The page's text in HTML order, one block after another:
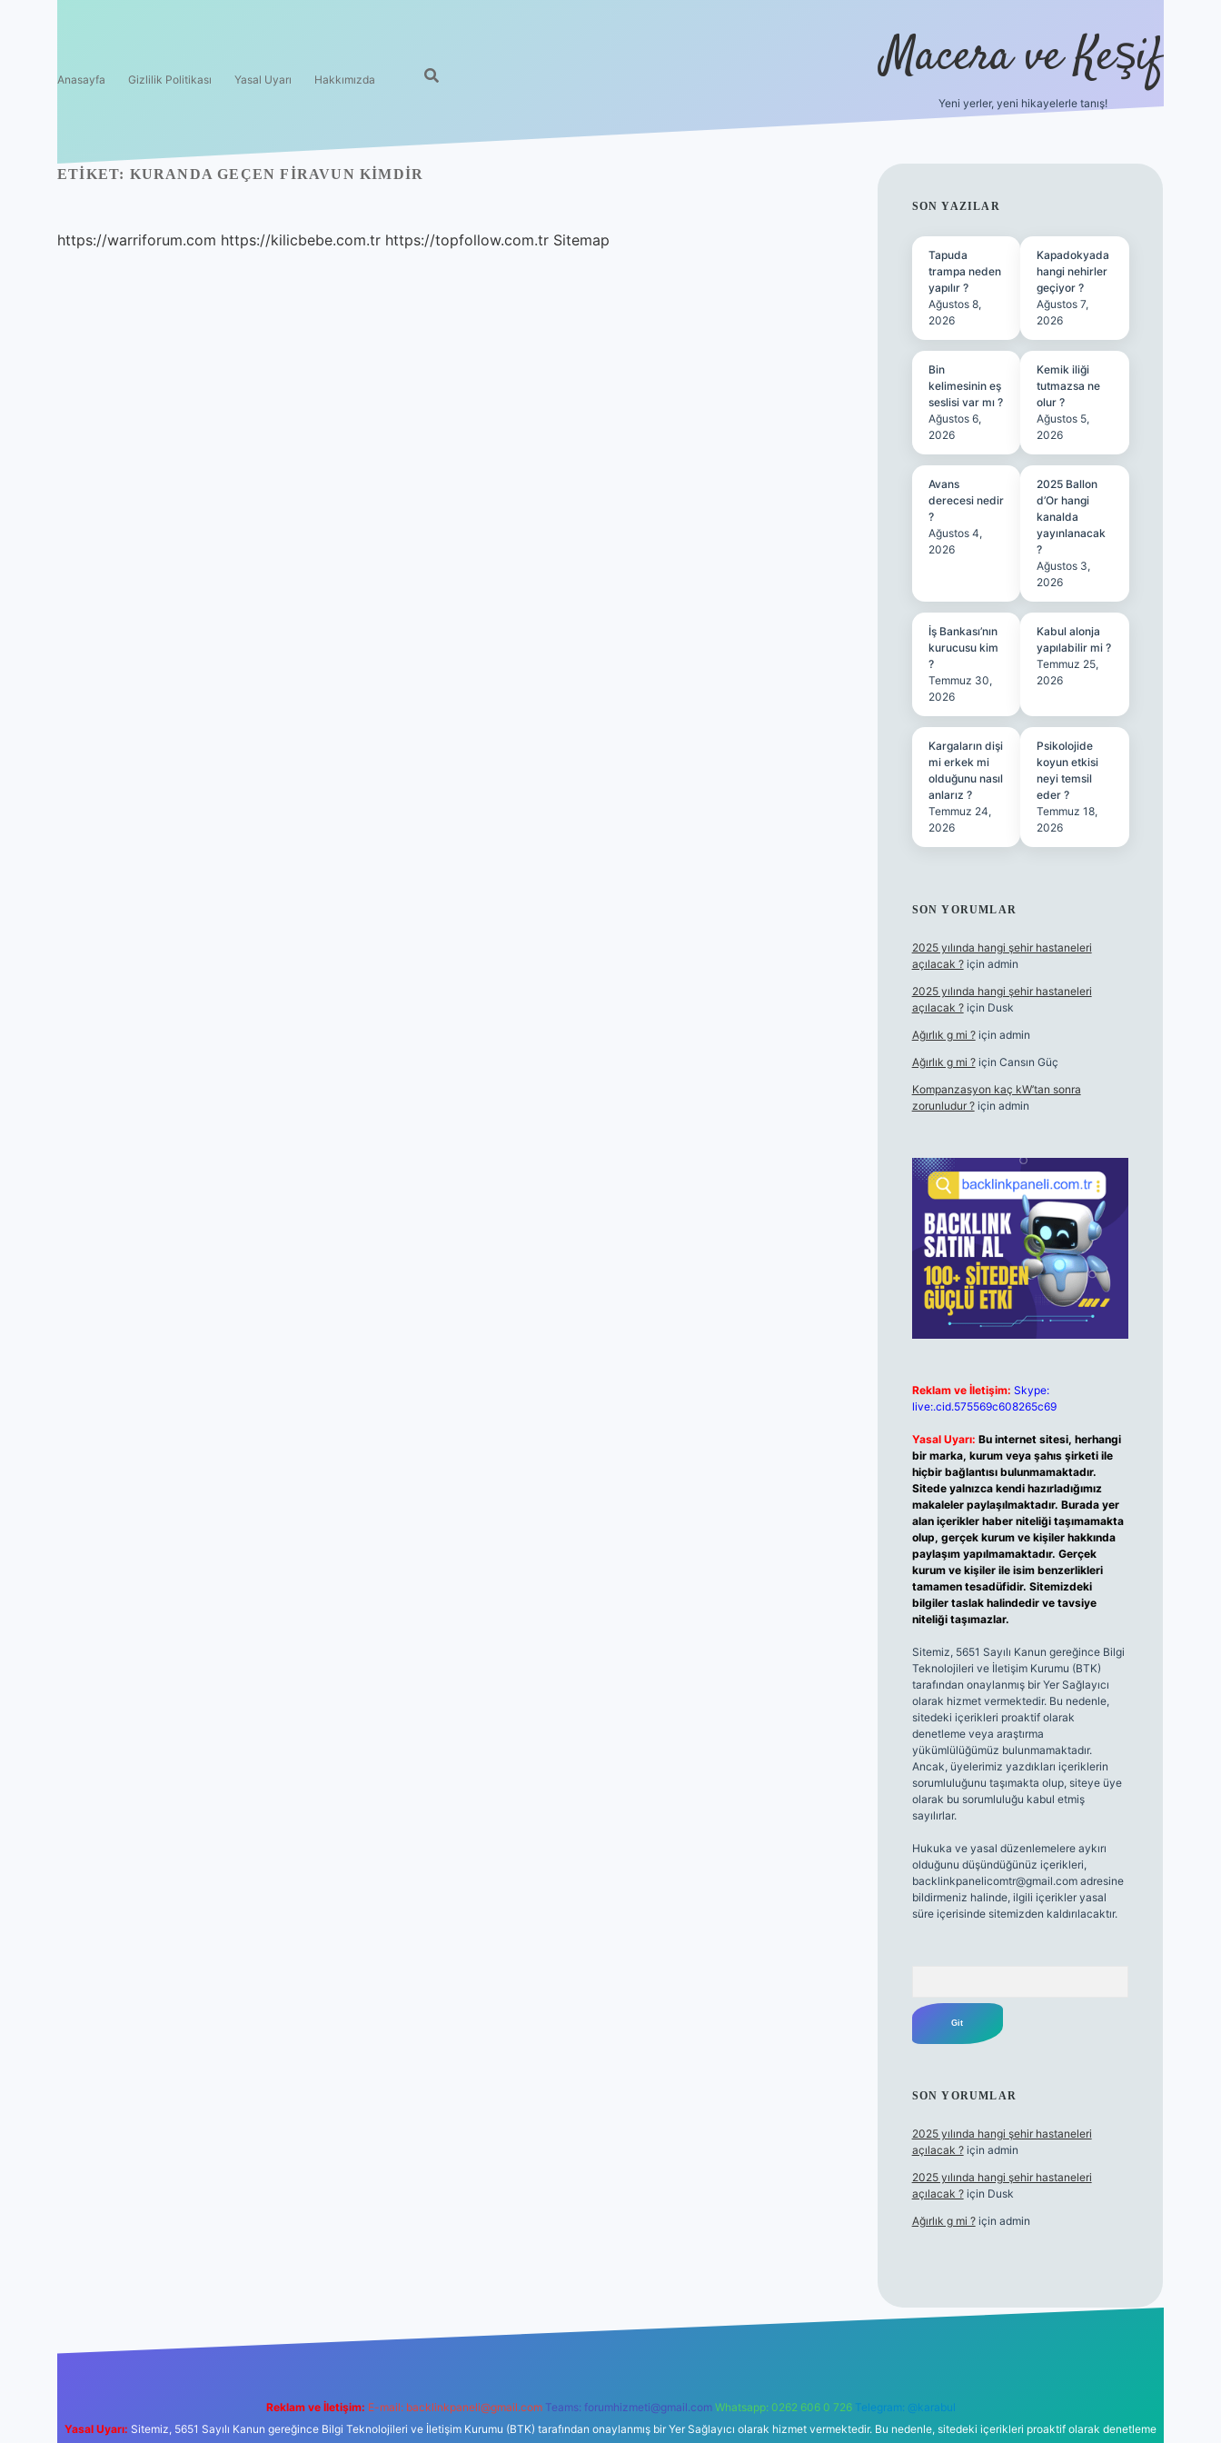
Anasayfa Gizlilik Politikası Yasal Uyarı Hakkımızda Macera ve Keşif
Yeni yerler, yeni hikayelerle tanış!
ETIKET: KURANDA GEÇEN FIRAVUN KIMDIR
https://warriforum.com https://kilicbebe.com.tr https://topfollow.com.tr Sitemap
SIDEBAR
SON YAZILAR
Tapuda
trampa neden
yapılır ?
Ağustos 8,
2026
Kapadokyada
hangi nehirler
geçiyor ?
Ağustos 7,
2026
Bin
kelimesinin eş
seslisi var mı ?
Ağustos 6,
2026
Kemik iliği
tutmazsa ne
olur ?
Ağustos 5,
2026
Avans
derecesi nedir
?
Ağustos 4,
2026
2025 Ballon
d’Or hangi
kanalda
yayınlanacak
?
Ağustos 3,
2026
İş Bankası’nın
kurucusu kim
?
Temmuz 30,
2026
Kabul alonja
yapılabilir mi ?
Temmuz 25,
2026
Kargaların dişi
mi erkek mi
olduğunu nasıl
anlarız ?
Temmuz 24,
2026
Psikolojide
koyun etkisi
neyi temsil
eder ?
Temmuz 18,
2026
SON YORUMLAR
2025 yılında hangi şehir hastaneleri
açılacak ?için admin
2025 yılında hangi şehir hastaneleri
açılacak ?için Dusk
Ağırlık g mi ?için admin
Ağırlık g mi ?için Cansın Güç
Kompanzasyon kaç kW’tan sonra
zorunludur ?için admin
Reklam ve İletişim: Skype:
live:.cid.575569c608265c69
Yasal Uyarı: Bu internet sitesi, herhangi
bir marka, kurum veya şahıs şirketi ile
hiçbir bağlantısı bulunmamaktadır.
Sitede yalnızca kendi hazırladığımız
makaleler paylaşılmaktadır. Burada yer
alan içerikler haber niteliği taşımamakta
olup, gerçek kurum ve kişiler hakkında
paylaşım yapılmamaktadır. Gerçek
kurum ve kişiler ile isim benzerlikleri
tamamen tesadüfidir. Sitemizdeki
bilgiler taslak halindedir ve tavsiye
niteliği taşımazlar.
Sitemiz, 5651 Sayılı Kanun gereğince Bilgi
Teknolojileri ve İletişim Kurumu (BTK)
tarafından onaylanmış bir Yer Sağlayıcı
olarak hizmet vermektedir. Bu nedenle,
sitedeki içerikleri proaktif olarak
denetleme veya araştırma
yükümlülüğümüz bulunmamaktadır.
Ancak, üyelerimiz yazdıkları içeriklerin
sorumluluğunu taşımakta olup, siteye üye
olarak bu sorumluluğu kabul etmiş
sayılırlar.
Hukuka ve yasal düzenlemelere aykırı
olduğunu düşündüğünüz içerikleri,
backlinkpanelicomtr@gmail.comadresine
bildirmeniz halinde, ilgili içerikler yasal
süre içerisinde sitemizden kaldırılacaktır.
SON YORUMLAR
2025 yılında hangi şehir hastaneleri
açılacak ?için admin
2025 yılında hangi şehir hastaneleri
açılacak ?için Dusk
Ağırlık g mi ?için admin
hiltonbet yeni giriş
Reklam ve İletişim: E-mail: backlinkpaneli@gmail.com Teams: forumhizmeti@gmail.com Whatsapp: 0262 606 0 726 Telegram: @karabul
Yasal Uyarı: Sitemiz, 5651 Sayılı Kanun gereğince Bilgi Teknolojileri ve İletişim Kurumu (BTK) tarafından onaylanmış bir Yer Sağlayıcı olarak hizmet vermektedir. Bu nedenle, sitedeki içerikleri proaktif olarak denetleme